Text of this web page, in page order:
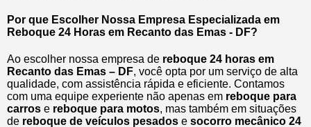
Por que Escolher Nossa Empresa Especializada em
Reboque 24 Horas em Recanto das Emas - DF?
Ao escolher nossa empresa de reboque 24 horas em
Recanto das Emas – DF, você opta por um serviço de alta
qualidade, com assistência rápida e eficiente. Contamos
com uma equipe experiente não apenas em reboque para
carros e reboque para motos, mas também em situações
de reboque de veículos pesados e socorro mecânico 24